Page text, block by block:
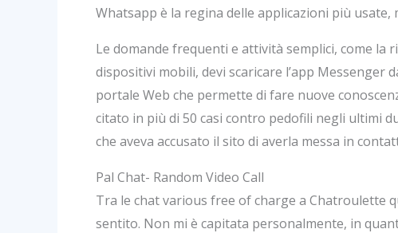
Whatsapp è la regina delle applicazioni più
Le domande frequenti e attività semplici, come la
dispositivi mobili, devi scaricare l’app Messenger
portale Web che permette di fare nuove
citato in più di 50 casi contro pedofili negli ultimi
che aveva accusato il sito di averla messa in
Pal Chat- Random Video Call
Tra le chat various free of charge a Chatroulette
sentito. Non mi è capitata personalmente, in